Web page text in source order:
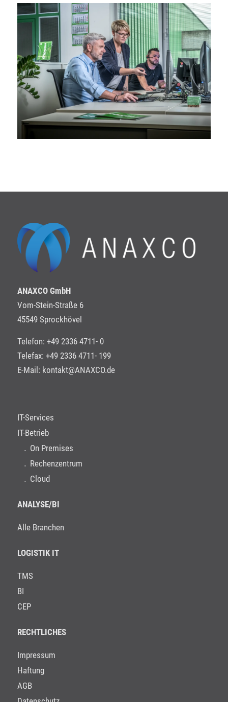
ANAXCO GmbH
Vom-Stein-Straße 6
45549 Sprockhövel
Telefon: +49 2336 4711- 0
Telefax: +49 2336 4711- 199
E-Mail: kontakt@ANAXCO.de
IT-Services
IT-Betrieb
On Premises
Rechenzentrum
Cloud
ANALYSE/BI
Alle Branchen
LOGISTIK IT
TMS
BI
CEP
RECHTLICHES
Impressum
Haftung
AGB